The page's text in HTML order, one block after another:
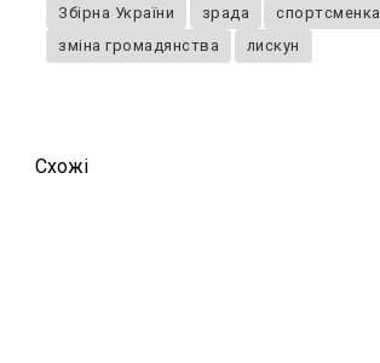
Збірна України зрада
спортсменка
зміна громадянства
лискун
Схожi